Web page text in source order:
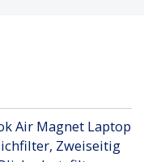
Air Magnet Laptop
Zweiseitig